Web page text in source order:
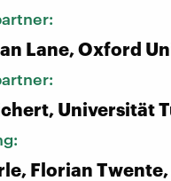
Lane, Oxford
Universität
Florian